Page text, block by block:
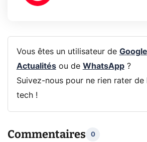
Vous êtes un utilisateur de Google
Actualitésou de WhatsApp?
Suivez-nous pour ne rien rater de
tech !
Commentaires 0